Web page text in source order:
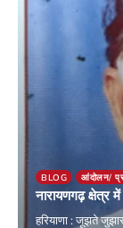
BLOG आंदोलन/
नारायणगढ़ क्षेत्र
हरियाणा : जूझते